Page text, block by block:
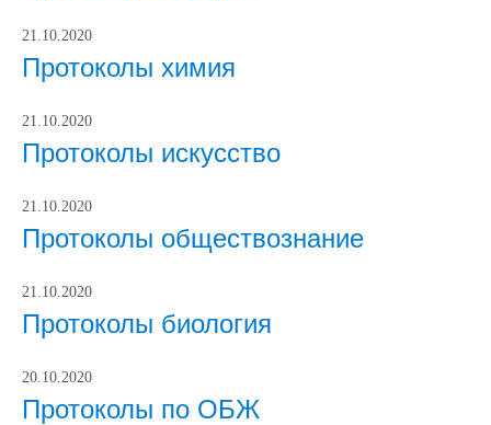
21.10.2020
Протоколы химия
21.10.2020
Протоколы искусство
21.10.2020
Протоколы обществознание
21.10.2020
Протоколы биология
20.10.2020
Протоколы по ОБЖ